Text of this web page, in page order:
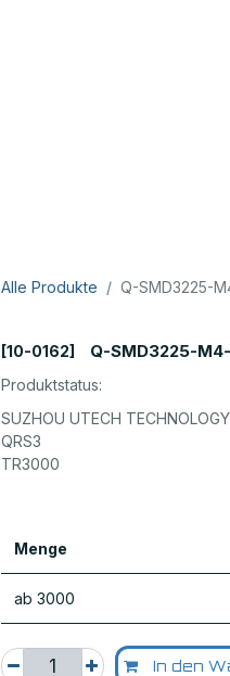
Alle Produkte Q-SMD3225-
[10-0162] Q-SMD3225-
Produktstatus:
SUZHOU UTECH
QRS3
TR3000
Menge
ab 3000
In den